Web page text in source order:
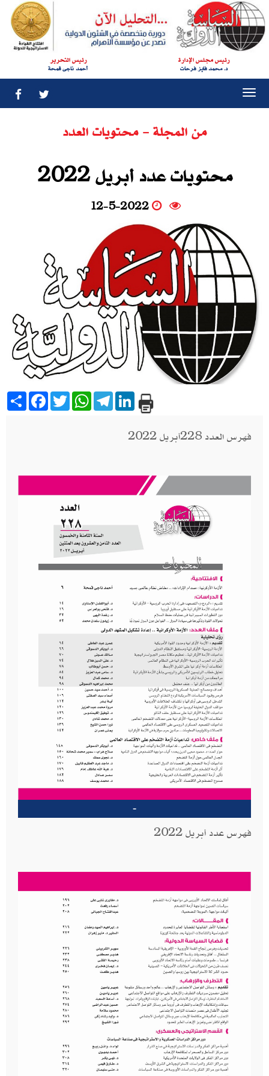
رئيس مجلس الإدارة
د. محمد فايز فرحات
رئيس التحرير
أحمد ناجى قمحة
من المجلة - محتويات العدد
محتويات عدد أبريل 2022
12-5-2022
Share Facebook
TwitterWhatsAppTelegramLinkedIn
فهرس العدد 228أبريل 2022
-
فهرس عدد أبريل 2022